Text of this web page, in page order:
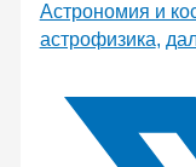
Астрономия и
астрофизика,